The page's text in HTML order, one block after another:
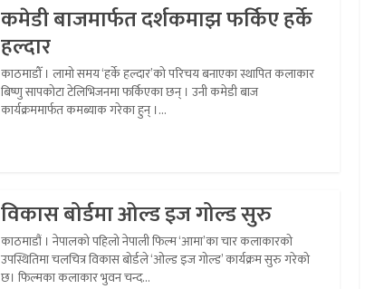
कमेडी बाजमार्फत दर्शकमाझ फर्किए हर्के
हल्दार
काठमाडौँ । लामो समय ‘हर्के हल्दार’को परिचय बनाएका स्थापित कलाकार
बिष्णु सापकोटा टेलिभिजनमा फर्किएका छन् । उनी कमेडी बाज
कार्यक्रममार्फत कमब्याक गरेका हुन् ।...
विकास बोर्डमा ओल्ड इज गोल्ड सुरु
काठमाडौं । नेपालको पहिलो नेपाली फिल्म ‘आमा’का चार कलाकारको
उपस्थितिमा चलचित्र विकास बोर्डले ‘ओल्ड इज गोल्ड’ कार्यक्रम सुरु गरेको
छ। फिल्मका कलाकार भुवन चन्द...